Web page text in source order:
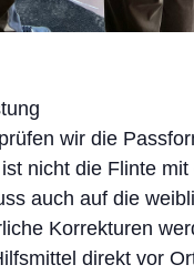
wir die
nicht die Flinte
auch auf die
Korrekturen
direkt vor